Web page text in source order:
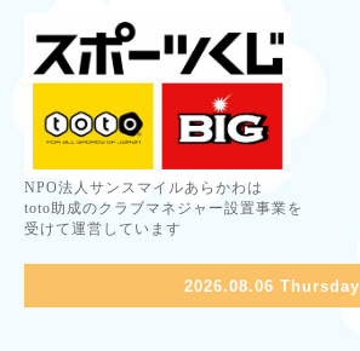
NPO法人サンスマイルあらかわは
toto助成のクラブマネジャー設置事業を
受けて運営しています
2026.08.06 Thursday